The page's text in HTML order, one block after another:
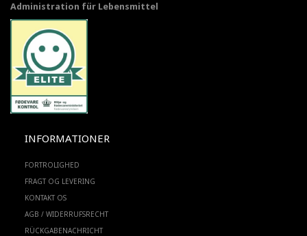
Administration für Lebensmittel
INFORMATIONER
FORTROLIGHED
FRAGT OG LEVERING
KONTAKT OS
AGB / WIDERRUFSRECHT
RÜCKGABENACHRICHT